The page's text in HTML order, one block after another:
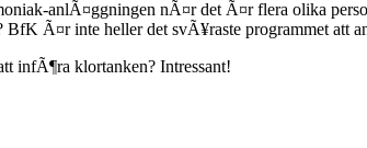
anlÃ¤ggningen nÃ¤r det Ã¤r flera olika
Ã¤r inte heller det svÃ¥raste programmet att
infÃ¶ra klortanken? Intressant!